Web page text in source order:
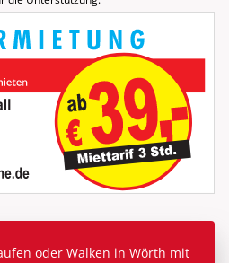
oder Walken in Wörth mit